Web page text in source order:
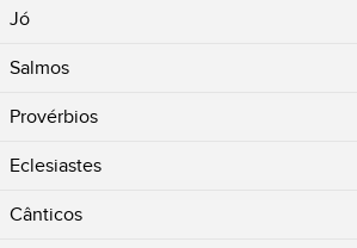
Jó
Salmos
Provérbios
Eclesiastes
Cânticos